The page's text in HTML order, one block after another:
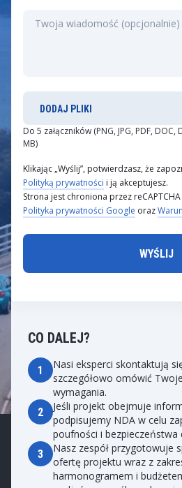
CO DALEJ?
1
Nasi eksperci skontaktują
szczegółowo omówić
wymagania.
2
Jeśli projekt obejmuje
podpisujemy NDA w celu
poufności i bezpieczeństwa
3
Nasz zespół przygotowuje
ofertę projektu wraz z
harmonogramem i
DODAJ PLIKI
Do 5 załączników (PNG, JPG, PDF,
MB)
Klikając „Wyślij”, potwierdzasz, że
Polityką prywatności i ją akceptujesz.
Strona jest chroniona przez
Polityka prywatności Google oraz